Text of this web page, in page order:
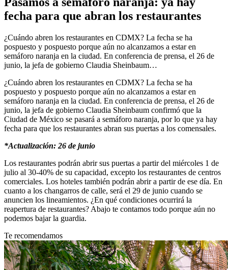
fecha para que abran los restaurantes
¿Cuándo abren los restaurantes en CDMX? La fecha se ha
pospuesto y pospuesto porque aún no alcanzamos a estar en
semáforo naranja en la ciudad. En conferencia de prensa, el 26 de
junio, la jefa de gobierno Claudia Sheinbaum…
¿Cuándo abren los restaurantes en CDMX? La fecha se ha
pospuesto y pospuesto porque aún no alcanzamos a estar en
semáforo naranja en la ciudad. En conferencia de prensa, el 26 de
junio, la jefa de gobierno Claudia Sheinbaum confirmó que la
Ciudad de México se pasará a semáforo naranja, por lo que ya hay
fecha para que los restaurantes abran sus puertas a los comensales.
*Actualización: 26 de junio
Los restaurantes podrán abrir sus puertas a partir del miércoles 1 de
julio al 30-40% de su capacidad, excepto los restaurantes de centros
comerciales. Los hoteles también podrán abrir a partir de ese día. En
cuanto a los changarros de calle, será el 29 de junio cuando se
anuncien los lineamientos. ¿En qué condiciones ocurrirá la
reapertura de restaurantes? Abajo te contamos todo porque aún no
podemos bajar la guardia.
Te recomendamos